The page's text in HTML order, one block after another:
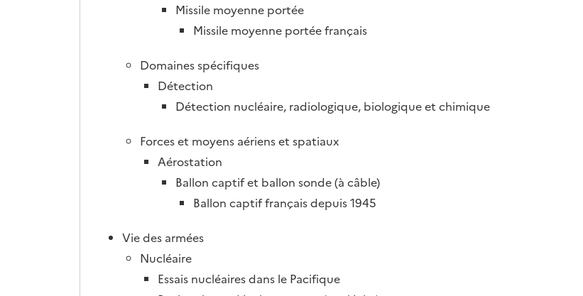
Missile moyenne portée
Missile moyenne portée français
Domaines spécifiques
Détection
Détection nucléaire, radiologique, biologique et chimique
Forces et moyens aériens et spatiaux
Aérostation
Ballon captif et ballon sonde (à câble)
Ballon captif français depuis 1945
Vie des armées
Nucléaire
Essais nucléaires dans le Pacifique